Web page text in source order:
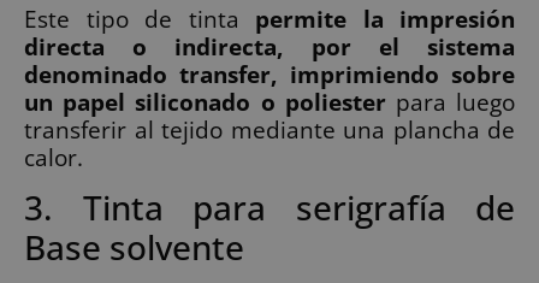
Este tipo de tinta permite la impresión
directa o indirecta, por el sistema
denominado transfer, imprimiendo sobre
un papel siliconado o poliester para luego
transferir al tejido mediante una plancha de
calor.
3. Tinta para serigrafía de
Base solvente